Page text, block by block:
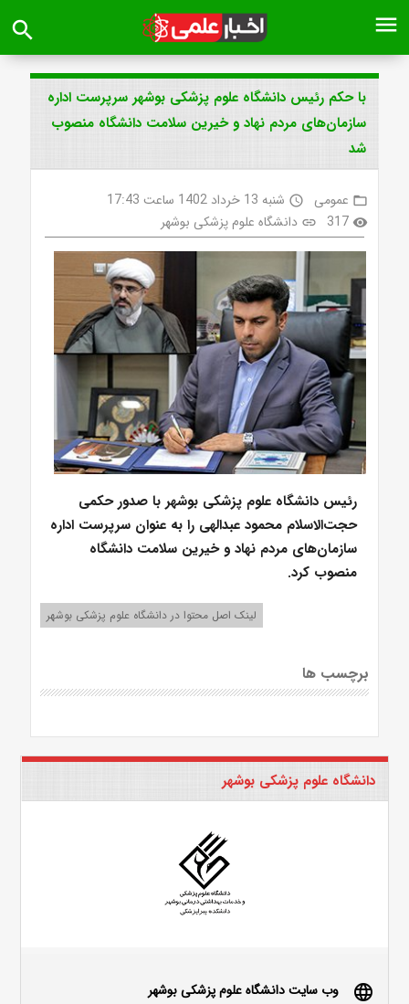
menu
search
با حکم رئیس دانشگاه علوم پزشکی بوشهر سرپرست اداره
سازمان‌های مردم نهاد و خیرین سلامت دانشگاه منصوب
شد
folder_open عمومی access_time شنبه 13 خرداد 1402 ساعت 17:43
visibility
317
link دانشگاه علوم پزشکی بوشهر
رئیس دانشگاه علوم پزشکی بوشهر با صدور حکمی
حجت‌الاسلام محمود عبدالهی را به عنوان سرپرست اداره
سازمان‌های مردم نهاد و خیرین سلامت دانشگاه
منصوب کرد.
لینک اصل محتوا در دانشگاه علوم پزشکی بوشهر
برچسب ها
دانشگاه علوم پزشکی بوشهر
language وب سایت دانشگاه علوم پزشکی بوشهر